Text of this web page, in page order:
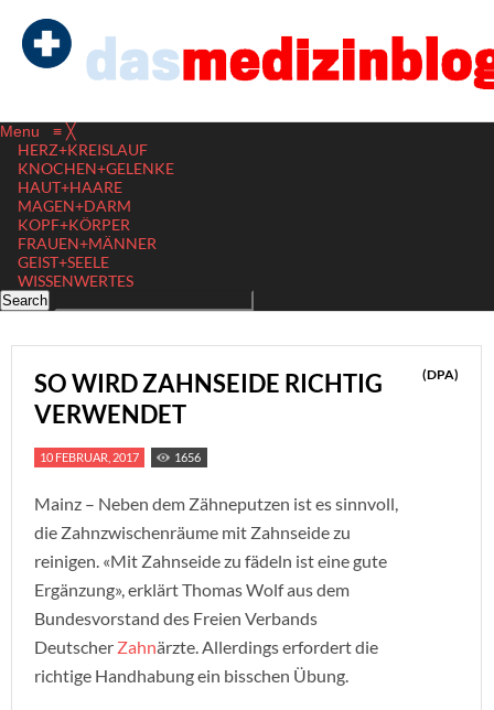
Menu ≡ ╳
HERZ+KREISLAUF
KNOCHEN+GELENKE
HAUT+HAARE
MAGEN+DARM
KOPF+KÖRPER
FRAUEN+MÄNNER
GEIST+SEELE
WISSENWERTES
SO WIRD ZAHNSEIDE RICHTIG
VERWENDET
(DPA)
10 FEBRUAR, 2017 1656
Mainz – Neben dem Zähneputzen ist es sinnvoll,
die Zahnzwischenräume mit Zahnseide zu
reinigen. «Mit Zahnseide zu fädeln ist eine gute
Ergänzung», erklärt Thomas Wolf aus dem
Bundesvorstand des Freien Verbands
Deutscher Zahnärzte. Allerdings erfordert die
richtige Handhabung ein bisschen Übung.